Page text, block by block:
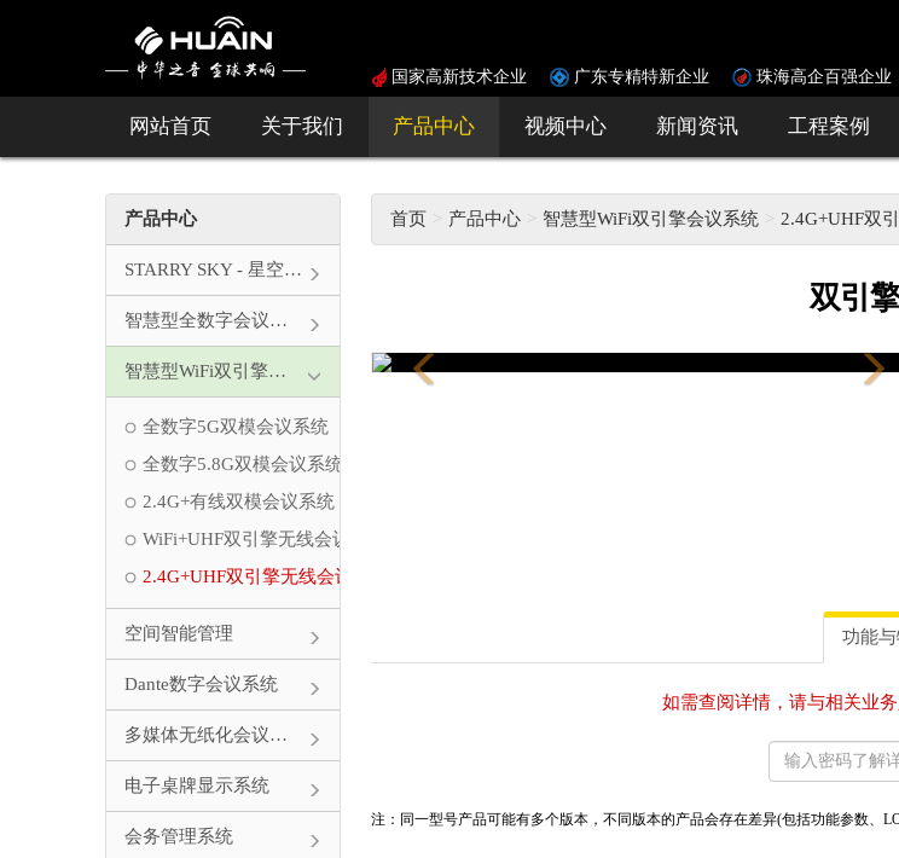
国家高新技术企业 广东专精特新企业 珠海高企百强企业
网站首页 关于我们 产品中心 视频中心 新闻资讯 工程案例
产品中心
STARRY SKY - 星空系列
智慧型全数字会议系统
智慧型WiFi双引擎会议系统
全数字5G双模会议系统
全数字5.8G双模会议系统
2.4G+有线双模会议系统
WiFi+UHF双引擎无线会议系统
2.4G+UHF双引擎无线会议系统
空间智能管理
Dante数字会议系统
多媒体无纸化会议系统
电子桌牌显示系统
会务管理系统
首页 产品中心 智慧型WiFi双引擎会议系统 2.4G+UHF双
双引
Previous
功能
如需查阅详情，请与相关业
注：同一型号产品可能有多个版本，不同版本的产品会存在差异(包括功能参数、